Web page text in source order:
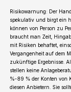
Risikowarnung: Der
spekulativ und birgt ein
können von Person zu
braucht man Zeit,
mit Risiken behaftet,
Vergangenheit auf dem
zukünftige Ergebnisse.
stellen keine
%-89 % der Konten von
diesen Anbietern. Sie